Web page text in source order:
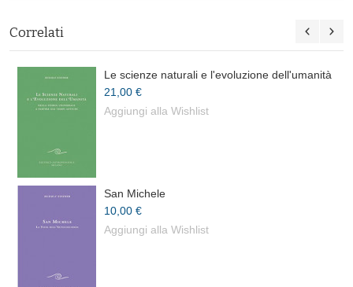
Correlati
Le scienze naturali e l'evoluzione dell'umanità
21,00 €
Aggiungi alla Wishlist
San Michele
10,00 €
Aggiungi alla Wishlist